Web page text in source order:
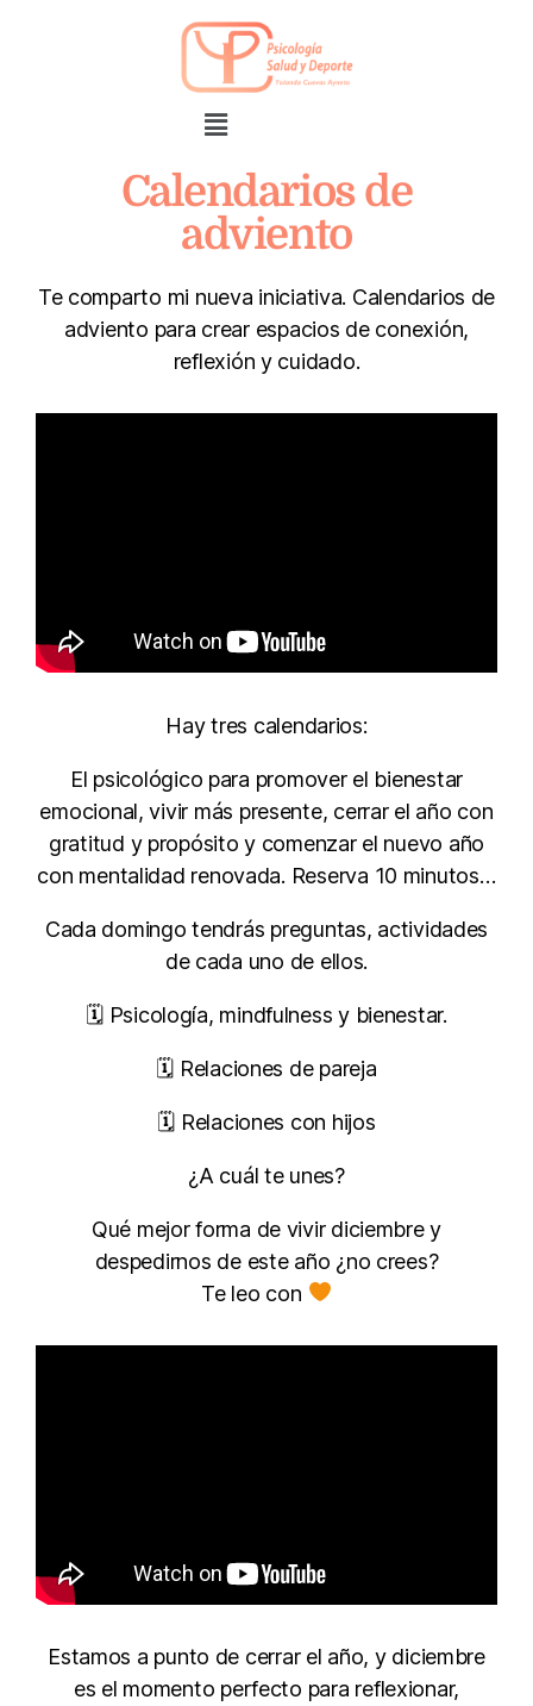
Calendarios de
adviento
Te comparto mi nueva iniciativa. Calendarios de
adviento para crear espacios de conexión,
reflexión y cuidado.
Hay tres calendarios:
El psicológico para promover el bienestar
emocional, vivir más presente, cerrar el año con
gratitud y propósito y comenzar el nuevo año
con mentalidad renovada. Reserva 10 minutos…
Cada domingo tendrás preguntas, actividades
de cada uno de ellos.
🗓 Psicología, mindfulness y bienestar.
🗓 Relaciones de pareja
🗓 Relaciones con hijos
¿A cuál te unes?
Qué mejor forma de vivir diciembre y
despedirnos de este año ¿no crees?
Te leo con
Estamos a punto de cerrar el año, y diciembre
es el momento perfecto para reflexionar,